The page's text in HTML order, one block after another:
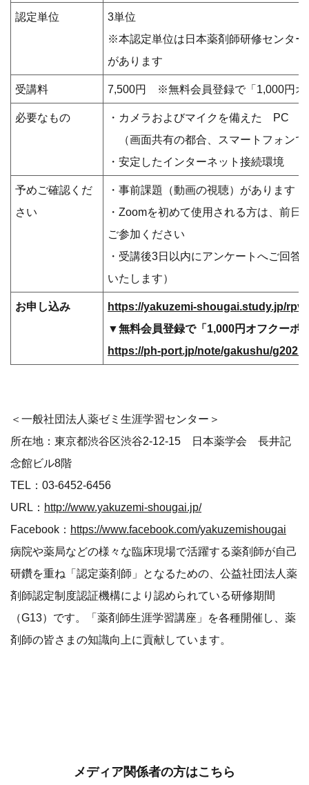
認定単位
3単位
※本認定単位は日本薬剤師研修センタ
があります
受講料 7,500円 ※無料会員登録で「1,000円オ
必要なもの
・カメラおよびマイクを備えた PC
（画面共有の都合、スマートフォン
・安定したインターネット接続環境
予めご確認くだ
さい
・事前課題（動画の視聴）があります
・Zoomを初めて使用される方は、前
ご参加ください
・受講後3日以内にアンケートへご回
いたします）
お申し込み
https://yakuzemi-shougai.study.jp/rpv/
▼無料会員登録で「1,000円オフクーポ
https://ph-port.jp/note/gakushu/
＜一般社団法人薬ゼミ生涯学習センター＞
所在地：東京都渋谷区渋谷2-12-15 日本薬学会 長井記
念館ビル8階
TEL：03-6452-6456
URL： http://www.yakuzemi-shougai.jp/
Facebook： https://www.facebook.com/yakuzemishougai
病院や薬局などの様々な臨床現場で活躍する薬剤師が自己
研鑽を重ね「認定薬剤師」となるための、公益社団法人薬
剤師認定制度認証機構により認められている研修期間
（G13）です。「薬剤師生涯学習講座」を各種開催し、薬
剤師の皆さまの知識向上に貢献しています。
メディア関係者の方はこちら